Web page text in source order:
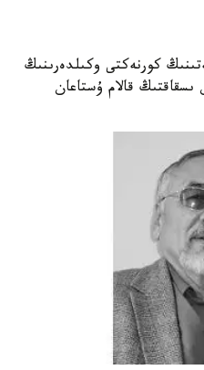
كورنەكتى وكىلدەرىنىڭ
قالام ۇستاعان